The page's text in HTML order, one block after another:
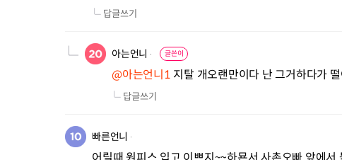
답글쓰기
아는언니 글쓴이
@아는언니1 지탈 개오랜만이다 난 그거하다가
답글쓰기
빠른언니